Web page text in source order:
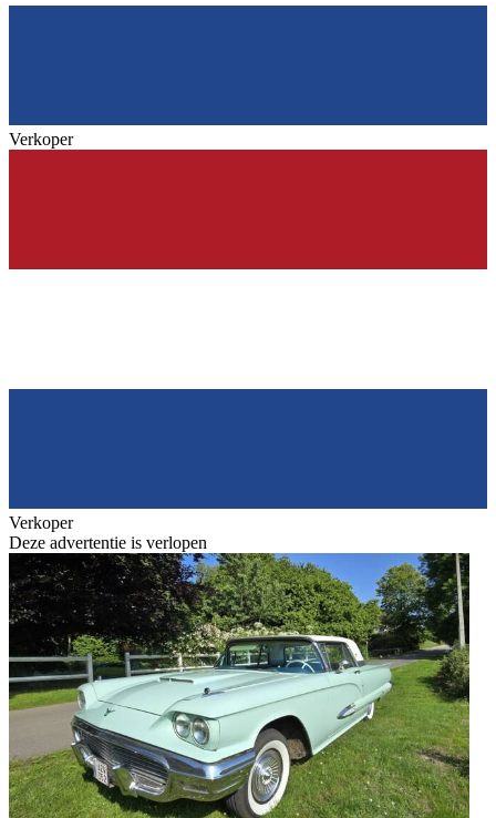
Verkoper
Verkoper
Deze advertentie is verlopen